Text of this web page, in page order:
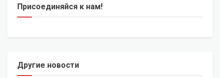
Присоединяйся к нам!
Другие новости